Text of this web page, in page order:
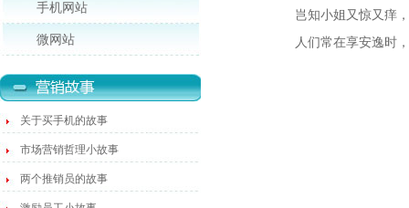
手机网站
微网站
关于买手机的故事
市场营销哲理小故事
两个推销员的故事
岂知小姐又惊又痒，
人们常在享安逸时，